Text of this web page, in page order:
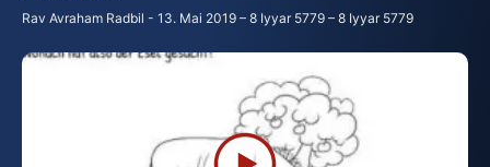
Rav Avraham Radbil 13. Mai 2019 – 8 Iyyar 5779 – 8 Iyyar 5779